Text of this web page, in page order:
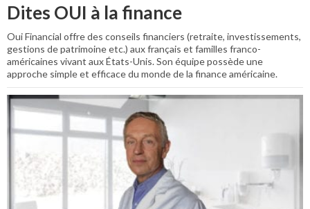
Dites OUI à la finance
Oui Financial offre des conseils financiers (retraite, investissements,
gestions de patrimoine etc.) aux français et familles franco-
américaines vivant aux États-Unis. Son équipe possède une
approche simple et efficace du monde de la finance américaine.